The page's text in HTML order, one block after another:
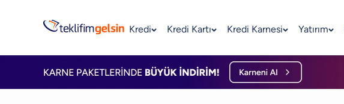
Kredi Kredi Kartı Kredi Karnesi Yatırım